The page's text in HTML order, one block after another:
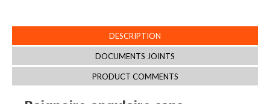
DESCRIPTION
DOCUMENTS JOINTS
PRODUCT COMMENTS